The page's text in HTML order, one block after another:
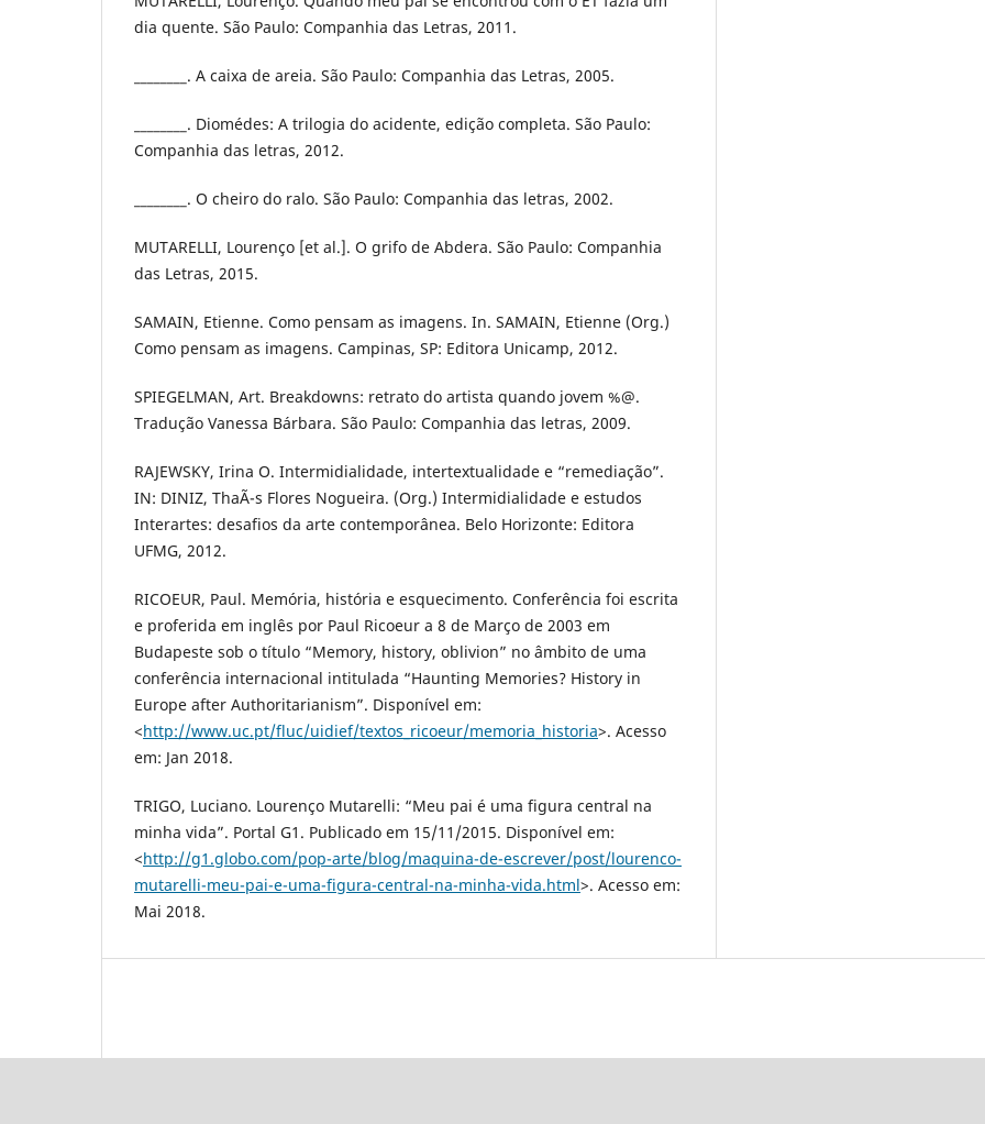
dia quente. São Paulo: Companhia das Letras, 2011.
________. A caixa de areia. São Paulo: Companhia das Letras, 2005.
________. Diomédes: A trilogia do acidente, edição completa. São Paulo:
Companhia das letras, 2012.
________. O cheiro do ralo. São Paulo: Companhia das letras, 2002.
MUTARELLI, Lourenço [et al.]. O grifo de Abdera. São Paulo: Companhia
das Letras, 2015.
SAMAIN, Etienne. Como pensam as imagens. In. SAMAIN, Etienne (Org.)
Como pensam as imagens. Campinas, SP: Editora Unicamp, 2012.
SPIEGELMAN, Art. Breakdowns: retrato do artista quando jovem %@.
Tradução Vanessa Bárbara. São Paulo: Companhia das letras, 2009.
RAJEWSKY, Irina O. Intermidialidade, intertextualidade e “remediação”.
IN: DINIZ, ThaÃ¯s Flores Nogueira. (Org.) Intermidialidade e estudos
Interartes: desafios da arte contemporânea. Belo Horizonte: Editora
UFMG, 2012.
RICOEUR, Paul. Memória, história e esquecimento. Conferência foi escrita
e proferida em inglês por Paul Ricoeur a 8 de Março de 2003 em
Budapeste sob o título “Memory, history, oblivion” no âmbito de uma
conferência internacional intitulada “Haunting Memories? History in
Europe after Authoritarianism”. Disponível em:
<http://www.uc.pt/fluc/uidief/textos_ricoeur/memoria_historia>. Acesso
em: Jan 2018.
TRIGO, Luciano. Lourenço Mutarelli: “Meu pai é uma figura central na
minha vida”. Portal G1. Publicado em 15/11/2015. Disponível em:
<http://g1.globo.com/pop-arte/blog/maquina-de-escrever/post/lourenco-
mutarelli-meu-pai-e-uma-figura-central-na-minha-vida.html>. Acesso em:
Mai 2018.